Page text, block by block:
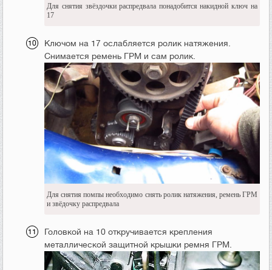
Для снятия звёздочки распредвала понадобится накидной ключ на
17
Ключом на 17 ослабляется ролик натяжения.
Снимается ремень ГРМ и сам ролик.
Для снятия помпы необходимо снять ролик натяжения, ремень ГРМ
и звёдочку распредвала
Головкой на 10 откручивается крепления
металлической защитной крышки ремня ГРМ.